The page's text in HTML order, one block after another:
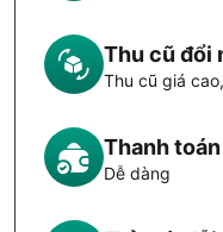
Thu cũ đổi
Thu cũ giá
Thanh
Dễ dàng